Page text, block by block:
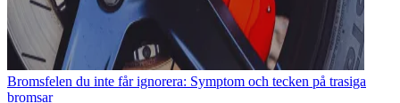
Bromsfelen du inte får ignorera: Symptom och tecken på trasiga
bromsar